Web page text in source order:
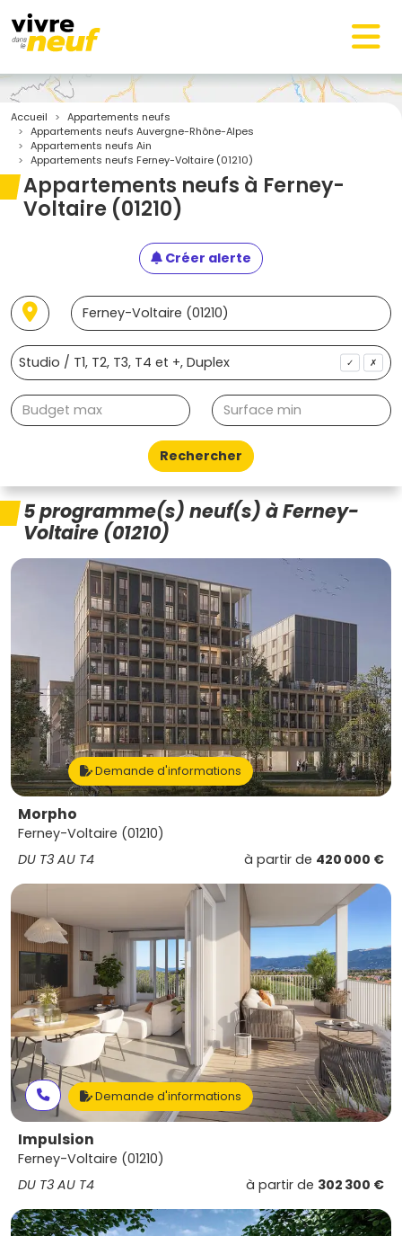
Accueil
Appartements neufs
Appartements neufs Auvergne-Rhône-Alpes
Appartements neufs Ain
Appartements neufs Ferney-Voltaire (01210)
Appartements neufs à Ferney-
Voltaire (01210)
Créer alerte
✓ ✗
Rechercher
5 programme(s) neuf(s) à Ferney-
Voltaire (01210)
Demande d'informations
Morpho
Ferney-Voltaire (01210)
DU T3 AU T4
à partir de 420 000 €
Demande d'informations
Impulsion
Ferney-Voltaire (01210)
DU T3 AU T4
à partir de 302 300 €